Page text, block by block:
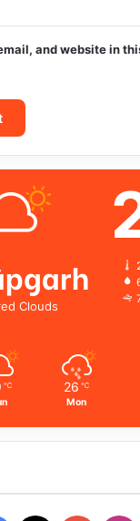
and website in
Clouds
℃ 26 ℃
Mon